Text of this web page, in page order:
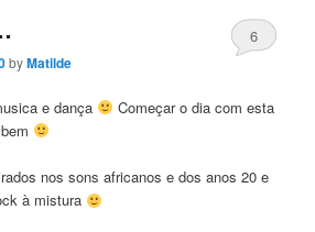
byMatilde
6
e dança
Começar o dia com esta
nos sons africanos e dos anos 20 e
à mistura